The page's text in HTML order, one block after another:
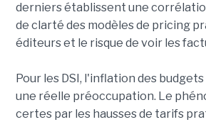
derniers établissent une
de clarté des modèles de pricing
éditeurs et le risque de voir les
Pour les DSI, l'inflation des
une réelle préoccupation. Le
certes par les hausses de tarifs